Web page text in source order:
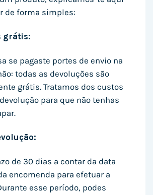
de forma simples:
grátis:
se pagaste portes de envio na
todas as devoluções são
grátis. Tratamos dos custos
para que não tenhas
de 30 dias a contar da data
encomenda para efetuar a
esse período, podes